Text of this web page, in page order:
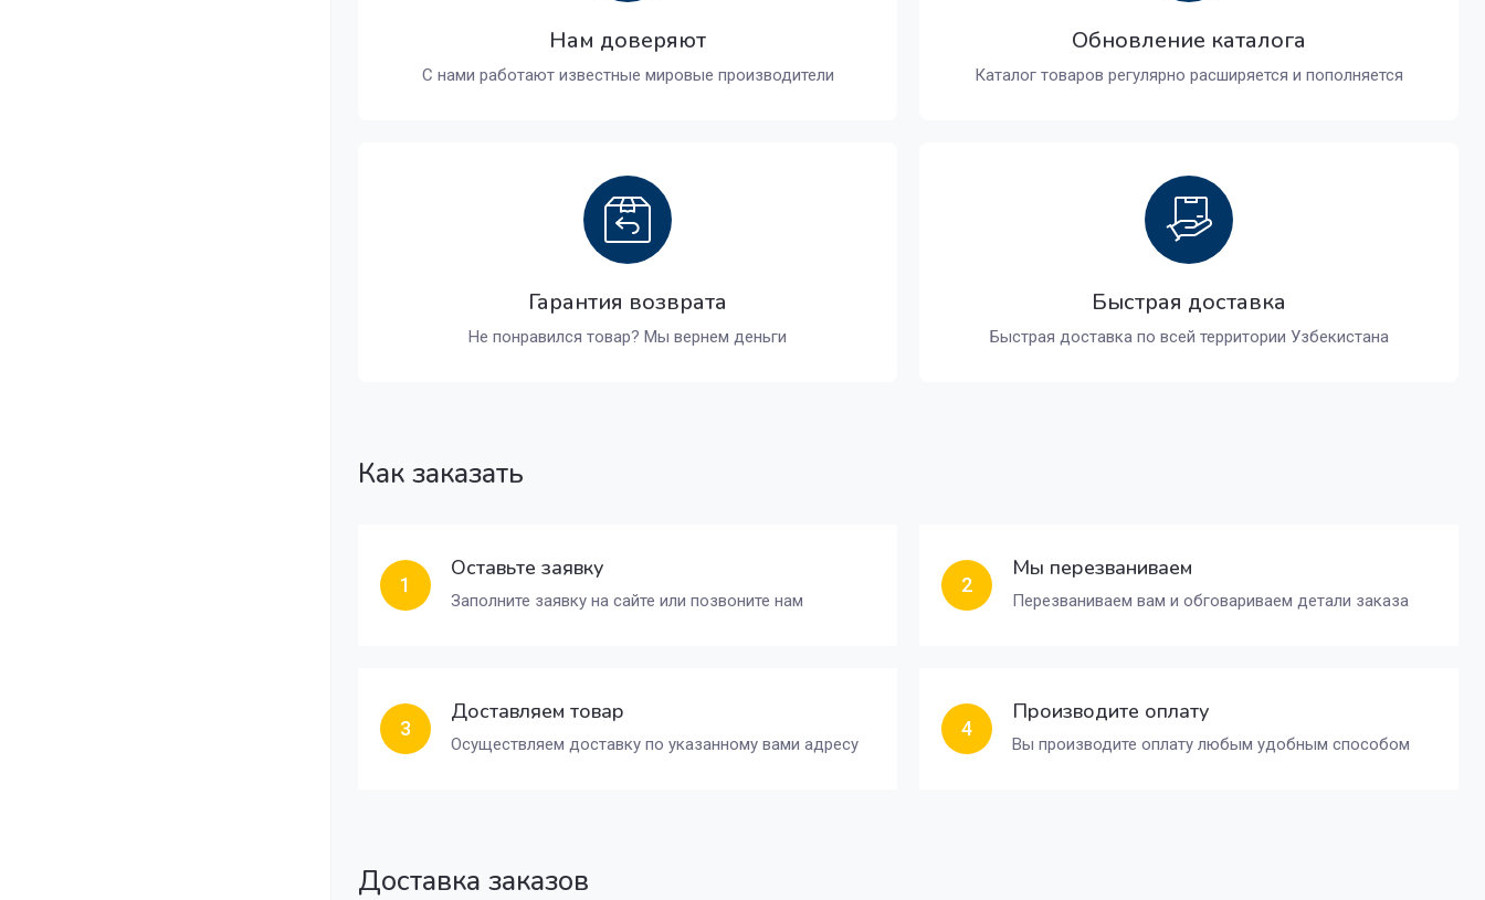
Нам доверяют
С нами работают известные мировые производители
Обновление каталога
Каталог товаров регулярно расширяется и пополняется
Гарантия возврата
Не понравился товар? Мы вернем деньги
Быстрая доставка
Быстрая доставка по всей территории Узбекистана
Как заказать
1
Оставьте заявку
Заполните заявку на сайте или позвоните нам
2
Мы перезваниваем
Перезваниваем вам и обговариваем детали заказа
3
Доставляем товар
Осуществляем доставку по указанному вами адресу
4
Производите оплату
Вы производите оплату любым удобным способом
Доставка заказов